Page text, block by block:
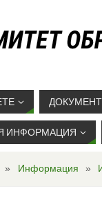
ИНФОРМАЦИЯ
» Информация »